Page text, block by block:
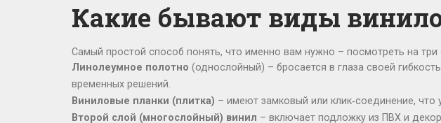
Какие бывают виды
Самый простой способ понять, что именно вам нужно – посмотреть на три
Линолеумное полотно (однослойный) – бросается в глаза своей
временных решений.
Виниловые планки (плитка) – имеют замковый или клик‑соединение,
Второй слой (многослойный) винил – включает подложку из ПВХ и